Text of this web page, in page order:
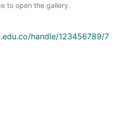
to open the gallery.
handle/123456789/7